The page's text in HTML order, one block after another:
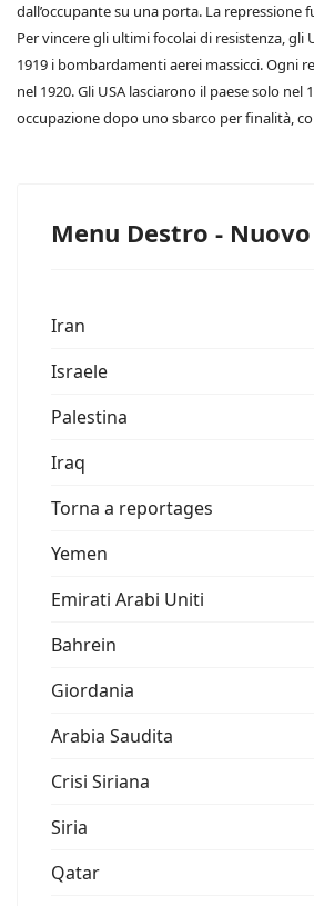
dall’occupante su una porta. La repressione
Per vincere gli ultimi focolai di resistenza, gli
1919 i bombardamenti aerei massicci. Ogni
nel 1920. Gli USA lasciarono il paese solo nel
occupazione dopo uno sbarco per finalità,
Menu Destro - Nuovo
Iran
Israele
Palestina
Iraq
Torna a reportages
Yemen
Emirati Arabi Uniti
Bahrein
Giordania
Arabia Saudita
Crisi Siriana
Siria
Qatar